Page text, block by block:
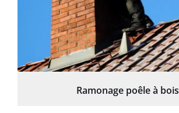
Ramonage poêle à bois